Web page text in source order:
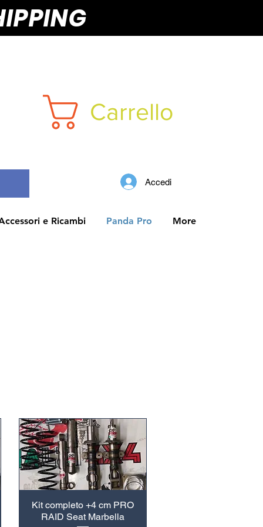
Carrello
Accedi
e Ricambi Panda Pro More
Kit completo +4 cm PRO
RAID Seat Marbella